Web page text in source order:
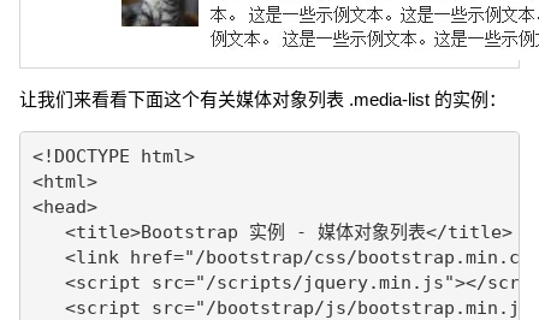
让我们来看看下面这个有关媒体对象列表 .media-list 的实例：
<!DOCTYPE html>
<html>
<head>
   <title>Bootstrap 实例 - 媒体对象列表</title>
<link href="/bootstrap/css/
<script src="/scripts/jquery.min.js"></
<script src="/bootstrap/js/